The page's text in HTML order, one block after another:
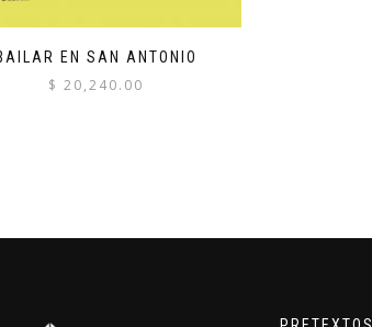
EN SAN ANTONIO
$ 20,240.00